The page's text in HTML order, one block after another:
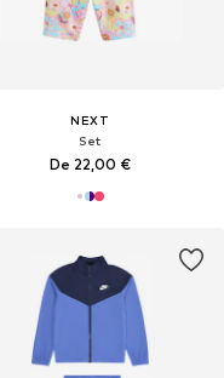
NEXT
Set
De 22,00 €